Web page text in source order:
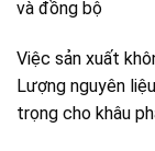
và đồng bộ
Việc sản xuất
Lượng nguyên
trọng cho khâu